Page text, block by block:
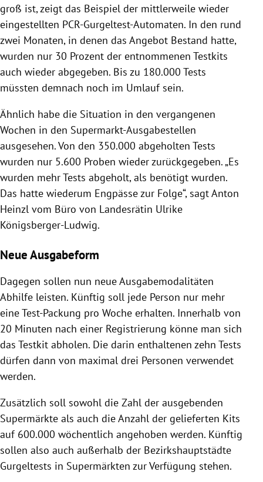
groß ist, zeigt das Beispiel der mittlerweile wieder
eingestellten PCR-Gurgeltest-Automaten. In den rund
zwei Monaten, in denen das Angebot Bestand hatte,
wurden nur 30 Prozent der entnommenen Testkits
auch wieder abgegeben. Bis zu 180.000 Tests
müssten demnach noch im Umlauf sein.
Ähnlich habe die Situation in den vergangenen
Wochen in den Supermarkt-Ausgabestellen
ausgesehen. Von den 350.000 abgeholten Tests
wurden nur 5.600 Proben wieder zurückgegeben. „Es
wurden mehr Tests abgeholt, als benötigt wurden.
Das hatte wiederum Engpässe zur Folge“, sagt Anton
Heinzl vom Büro von Landesrätin Ulrike
Königsberger-Ludwig.
Neue Ausgabeform
Dagegen sollen nun neue Ausgabemodalitäten
Abhilfe leisten. Künftig soll jede Person nur mehr
eine Test-Packung pro Woche erhalten. Innerhalb von
20 Minuten nach einer Registrierung könne man sich
das Testkit abholen. Die darin enthaltenen zehn Tests
dürfen dann von maximal drei Personen verwendet
werden.
Zusätzlich soll sowohl die Zahl der ausgebenden
Supermärkte als auch die Anzahl der gelieferten Kits
auf 600.000 wöchentlich angehoben werden. Künftig
sollen also auch außerhalb der Bezirkshauptstädte
Gurgeltests in Supermärkten zur Verfügung stehen.